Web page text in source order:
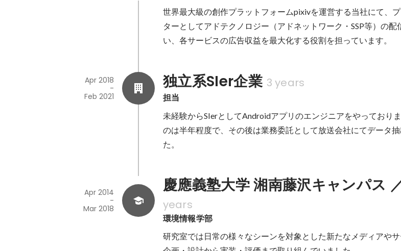
世界最大級の創作プラットフォームpixivを運営する当社にて、
ターとしてアドテクノロジー（アドネットワーク・SSP等）の
い、各サービスの広告収益を最大化する役割を担っています。
独立系SIer企業 3 years
担当
Apr 2018
-
Feb 2021
未経験からSIerとしてAndroidアプリのエンジニアをやっており
のは半年程度で、その後は業務委託として放送会社にてデータ
た。
慶應義塾大学 湘南藤沢キャンパス
years
環境情報学部
Apr 2014
-
Mar 2018
研究室では日常の様々なシーンを対象とした新たなメディアやサ